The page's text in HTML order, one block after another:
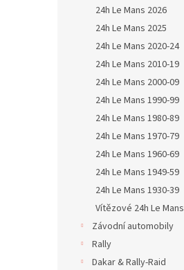
24h Le Mans 2026
24h Le Mans 2025
24h Le Mans 2020-24
24h Le Mans 2010-19
24h Le Mans 2000-09
24h Le Mans 1990-99
24h Le Mans 1980-89
24h Le Mans 1970-79
24h Le Mans 1960-69
24h Le Mans 1949-59
24h Le Mans 1930-39
Vítězové 24h Le Mans
Závodní automobily
Rally
Dakar & Rally-Raid